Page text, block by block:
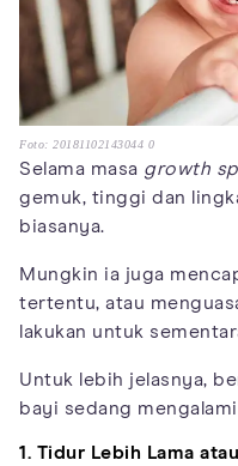
Foto: 20181102143044 0
Selama masa growth
gemuk, tinggi dan
biasanya.
Mungkin ia juga
tertentu, atau
lakukan untuk
Untuk lebih jelasnya,
bayi sedang
1. Tidur Lebih Lama